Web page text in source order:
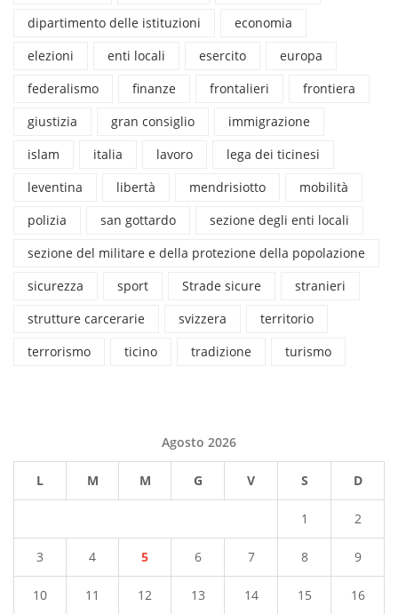
dipartimento delle istituzioni
economia
elezioni
enti locali esercito
europa
federalismo
finanze frontalieri
frontiera
giustizia
gran consiglio
immigrazione
islam
italia lavoro
lega dei ticinesi
leventina
libertà mendrisiotto
mobilità
polizia
san gottardo
sezione degli enti locali
sezione del militare e della protezione della popolazione
sicurezza
sport Strade sicure
stranieri
strutture carcerarie
svizzera
territorio
terrorismo
ticino tradizione turismo
Agosto 2026
L M M G V S D
1 2
3 4 5 6 7 8 9
10 11 12 13 14 15 16